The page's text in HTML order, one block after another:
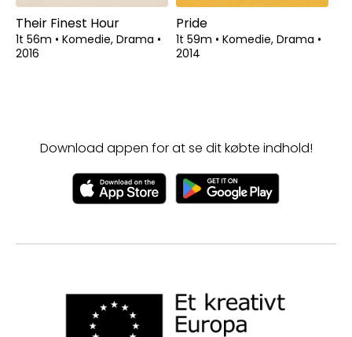
Their Finest Hour
1t 56m • Komedie, Drama •
2016
Pride
1t 59m • Komedie, Drama •
2014
Download appen for at se dit købte indhold!